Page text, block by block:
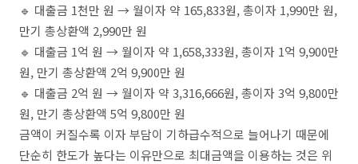
🔹 대출금 1천만 원 → 월이자 약 165,833원, 총이자 1,990만 원,
만기 총상환액 2,990만 원
🔹 대출금 1억 원 → 월이자 약 1,658,333원, 총이자 1억 9,900만
원, 만기 총상환액 2억 9,900만 원
🔹 대출금 2억 원 → 월이자 약 3,316,666원, 총이자 3억 9,800만
원, 만기 총상환액 5억 9,800만 원
금액이 커질수록 이자 부담이 기하급수적으로 늘어나기 때문에
단순히 한도가 높다는 이유만으로 최대금액을 이용하는 것은 위